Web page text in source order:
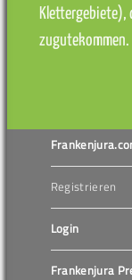
Klettergebiete),
zugutekommen.
Registrieren
Login
Frankenjura